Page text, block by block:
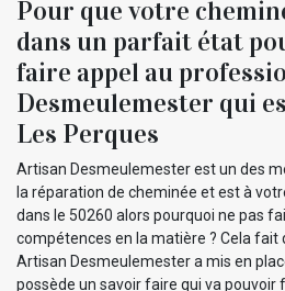
Pour que votre
dans un parfait état
faire appel au
Desmeulemester qui
Les Perques
Artisan Desmeulemester est un des
la réparation de cheminée et est à
dans le 50260 alors pourquoi ne pas
compétences en la matière ? Cela fait
Artisan Desmeulemester a mis en
possède un savoir faire qui va pouvoir